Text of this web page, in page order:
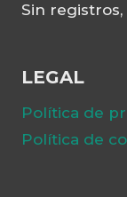
Sin
LEGAL
Política de
Política de